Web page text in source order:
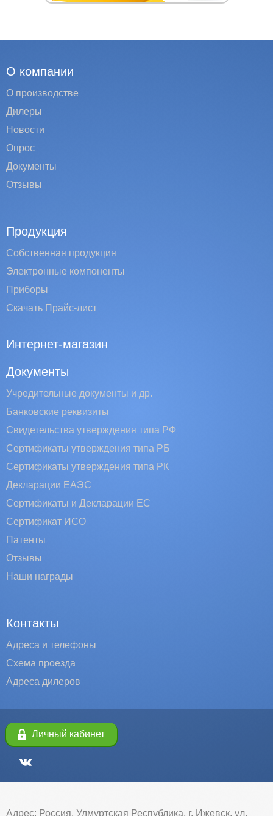
О компании
О производстве
Дилеры
Новости
Опрос
Документы
Отзывы
Продукция
Собственная продукция
Электронные компоненты
Приборы
Скачать Прайс-лист
Интернет-магазин
Документы
Учредительные документы и др.
Банковские реквизиты
Свидетельства утверждения типа РФ
Сертификаты утверждения типа РБ
Сертификаты утверждения типа РК
Декларации ЕАЭС
Сертификаты и Декларации EC
Сертификат ИСО
Патенты
Отзывы
Наши награды
Контакты
Адреса и телефоны
Схема проезда
Адреса дилеров
Личный кабинет
Адрес: Россия, Удмуртская Республика, г. Ижевск, ул.